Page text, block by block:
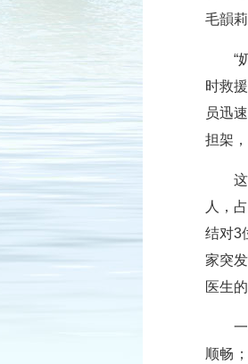
毛韻莉
“
时救
员迅
担架
人，
结对3
家突
医生
顺畅